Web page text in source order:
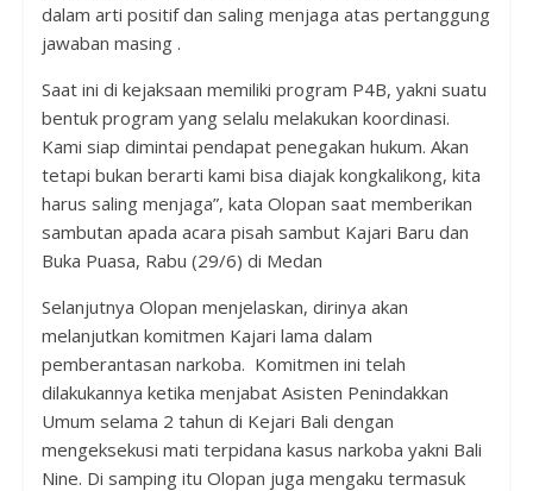
dalam arti positif dan saling menjaga atas pertanggung
jawaban masing .
Saat ini di kejaksaan memiliki program P4B, yakni suatu
bentuk program yang selalu melakukan koordinasi.
Kami siap dimintai pendapat penegakan hukum. Akan
tetapi bukan berarti kami bisa diajak kongkalikong, kita
harus saling menjaga”, kata Olopan saat memberikan
sambutan apada acara pisah sambut Kajari Baru dan
Buka Puasa, Rabu (29/6) di Medan
Selanjutnya Olopan menjelaskan, dirinya akan
melanjutkan komitmen Kajari lama dalam
pemberantasan narkoba. Komitmen ini telah
dilakukannya ketika menjabat Asisten Penindakkan
Umum selama 2 tahun di Kejari Bali dengan
mengeksekusi mati terpidana kasus narkoba yakni Bali
Nine. Di samping itu Olopan juga mengaku termasuk